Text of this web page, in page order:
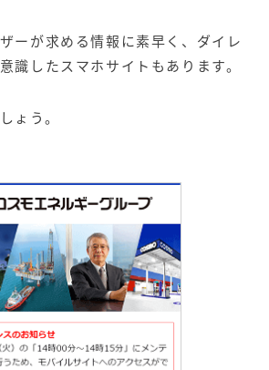
ーが求める情報に素早く、ダイレ
識したスマホサイトもあります。
ょう。